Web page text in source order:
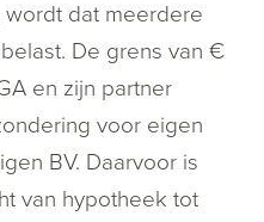
dat meerdere
De grens van €
en zijn partner
voor eigen
BV. Daarvoor is
van hypotheek tot